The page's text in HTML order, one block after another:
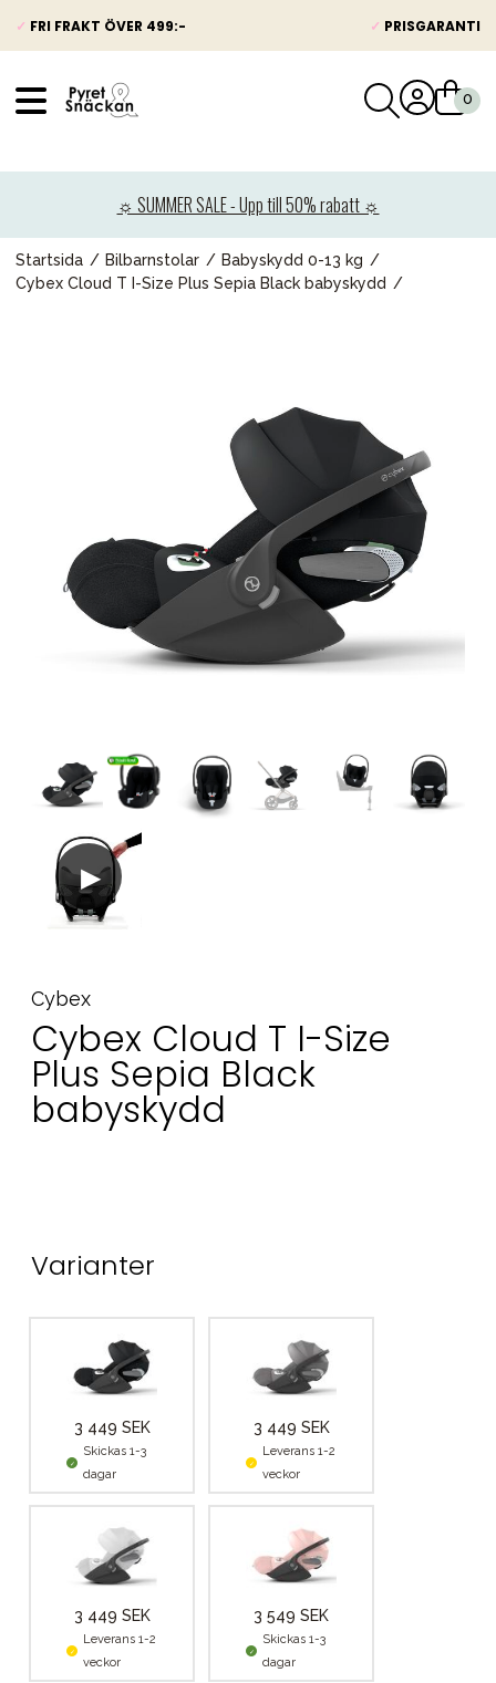
✓ FRI FRAKT ÖVER 499:- ✓ PRISGARANTI
☼ SUMMER SALE - Upp till 50% rabatt ☼
Startsida Bilbarnstolar
Babyskydd 0-13 kg
Cybex Cloud T I-Size Plus Sepia Black babyskydd
Cybex
Cybex Cloud T I-Size
Plus Sepia Black
babyskydd
Varianter
3 449 SEK
Skickas 1-3
dagar
3 449 SEK
Leverans 1-2
veckor
3 449 SEK
Leverans 1-2
veckor
3 549 SEK
Skickas 1-3
dagar
Barnvagnar
Bilbarnstolar
Förälder
Möbler & bädd
Tillbehör
Reservdelar
Kampanjer
Våra favoriter
Sol och bad
Kontakta oss